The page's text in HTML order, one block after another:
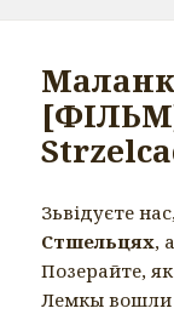
Зьвідуєте
Стшельцях,
Позерайте,
Лемкы вошли